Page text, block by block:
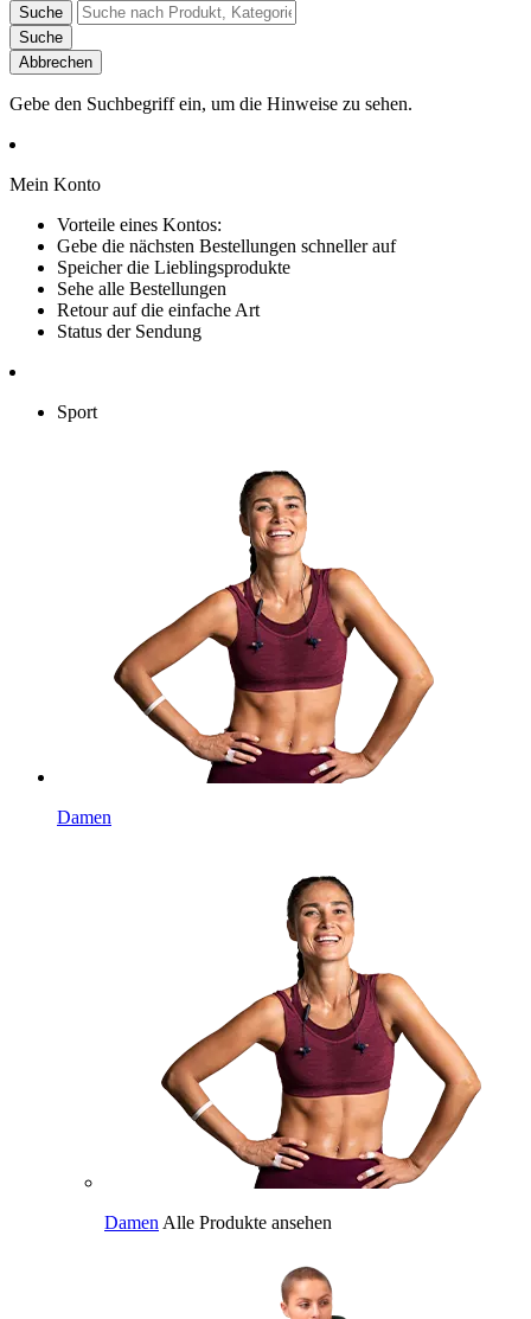
Suche
Suche
Abbrechen
Gebe den Suchbegriff ein, um die Hinweise zu sehen.
Mein Konto
Vorteile eines Kontos:
Gebe die nächsten Bestellungen schneller auf
Speicher die Lieblingsprodukte
Sehe alle Bestellungen
Retour auf die einfache Art
Status der Sendung
Sport
Damen
Damen Alle Produkte ansehen